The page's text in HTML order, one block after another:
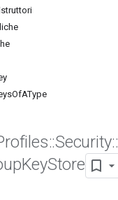
::Security::
KeyStore